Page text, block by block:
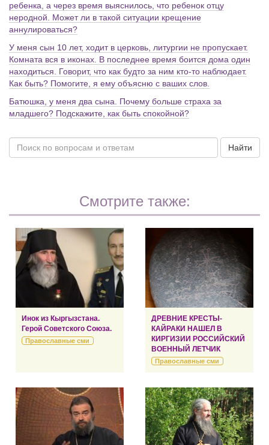
ребенка, а через время выяснилось, что ребенок отцу
неродной. Может ли в такой ситуации крещение
аннулироваться?
У меня сын 10 лет, ходит в церковь, литургии не пропускает.
Комната вся в иконах. В последнее время боится дома один
находиться. Говорит, что как будто за ним кто-то наблюдает.
Как быть? Помогите, я ему объясню с ваших слов.
Батюшка, у меня два сына. Почему больше страха за
младшего? Подскажите, как быть спокойной?
Найти
Смотрите также:
Инок из Кыргызстана.
Герой Советского Союза.
Православные сми
ДРЕВНИЕ КРЕСТЫ-
КАЙРАКИ НАШЕЛ В
КИРГИЗИИ РОССИЙСКИЙ
ВОЕННЫЙ ЛЕТЧИК
Православные сми